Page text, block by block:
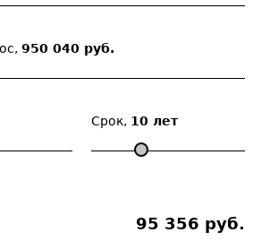
950 040 руб.
Срок, 10 лет
95 356 руб.